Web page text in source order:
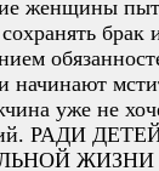
женщины
брак
начинают
уже не
РАДИ